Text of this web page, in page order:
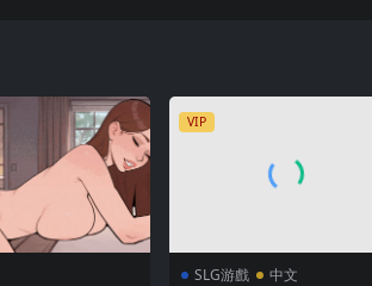
VIP
SLG游戲 中文